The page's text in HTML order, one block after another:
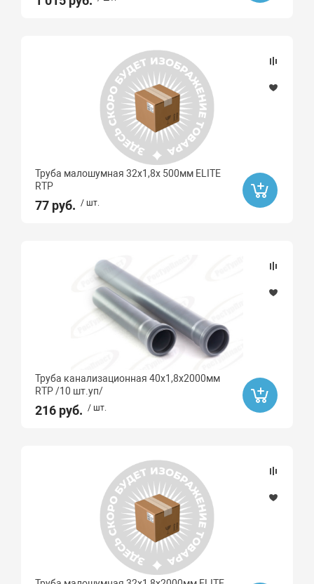
Труба малошумная 32х1,8х 500мм ELITE
RTP
77 руб. / шт.
Труба канализационная 40х1,8х2000мм
RTP /10 шт.уп/
216 руб. / шт.